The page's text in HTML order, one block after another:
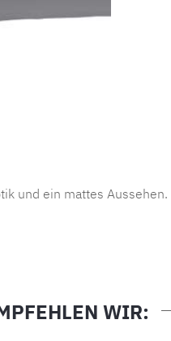
und ein mattes Aussehen.
WIR: